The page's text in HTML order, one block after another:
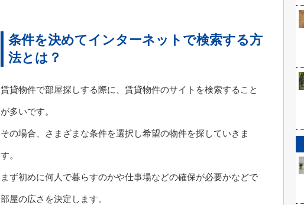
条件を決めてインターネットで検索する方
法とは？
賃貸物件で部屋探しする際に、賃貸物件のサイトを検索すること
が多いです。
その場合、さまざまな条件を選択し希望の物件を探していきま
す。
まず初めに何人で暮らすのかや仕事場などの確保が必要かなどで
部屋の広さを決定します。